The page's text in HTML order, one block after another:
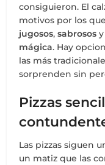
consiguieron. El
motivos por los
jugosos,sabrosos y
mágica. Hay
las más
sorprenden sin
Pizzas
Las pizzas siguen
un matiz que las